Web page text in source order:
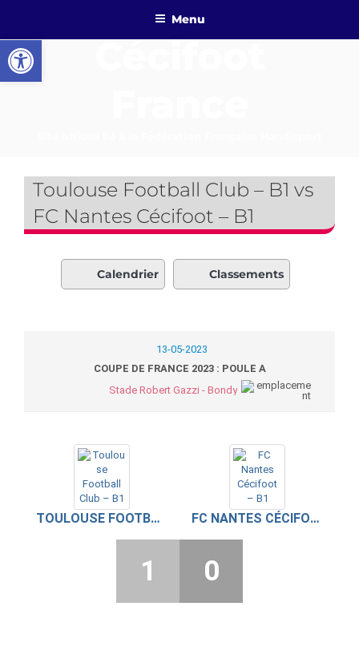
contenu
principal
Menu
Toulouse Football Club – B1 vs
FC Nantes Cécifoot – B1
Calendrier Classements
13-05-2023
COUPE DE FRANCE 2023 : POULE A
Stade Robert Gazzi - Bondy
TOULOUSE FOOTBALL CLUB – B1 FC NANTES CÉCIFOOT – B1
1 0
Ouvrir la barre d’outils